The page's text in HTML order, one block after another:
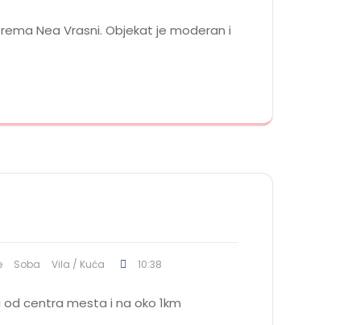
Nea Vrasni. Objekat je moderan i
Soba Vila / Kuća 10:38
centra mesta i na oko 1km